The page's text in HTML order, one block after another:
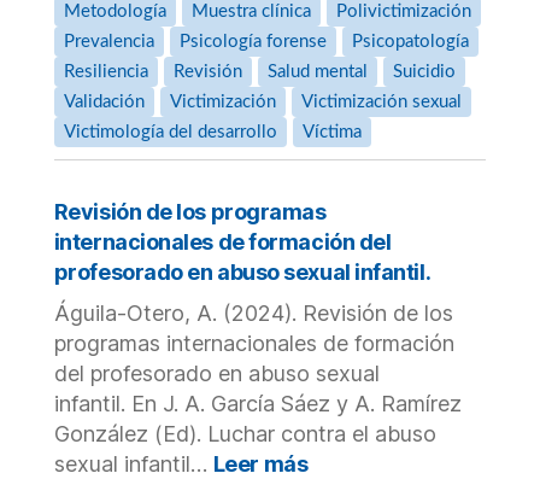
Metodología
Muestra clínica
Polivictimización
Prevalencia
Psicología forense
Psicopatología
Resiliencia
Revisión Salud mental
Suicidio
Validación
Victimización
Victimización sexual
Victimología del desarrollo
Víctima
Revisión de los programas
internacionales de formación del
profesorado en abuso sexual infantil.
Águila-Otero, A. (2024). Revisión de los
programas internacionales de formación
del profesorado en abuso sexual
infantil. En J. A. García Sáez y A. Ramírez
González (Ed). Luchar contra el abuso
sexual infantil… Leer más: